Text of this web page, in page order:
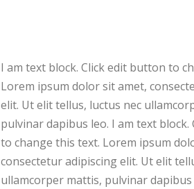
I am text block. Click edit button to
Lorem ipsum dolor sit amet,
elit. Ut elit tellus, luctus nec
pulvinar dapibus leo. I am text
to change this text. Lorem ipsum
consectetur adipiscing elit. Ut elit
ullamcorper mattis, pulvinar dapibus